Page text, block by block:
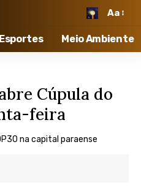
Aa
Esportes Meio Ambiente
Cúpula do
feira
na capital paraense